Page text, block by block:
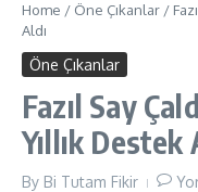
Home / Öne Çıkanlar /
Aldı
Öne Çıkanlar
Fazıl Say
Yıllık Destek
By Bi Tutam Fikir